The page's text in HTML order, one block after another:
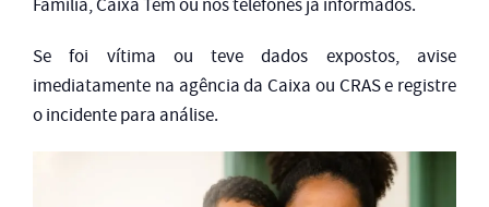
Família, Caixa Tem ou nos telefones já informados.
Se foi vítima ou teve dados expostos, avise
imediatamente na agência da Caixa ou CRAS e registre
o incidente para análise.